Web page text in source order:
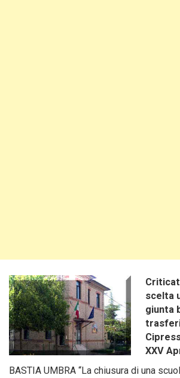
scelta
giunta
XXV
BASTIA UMBRA “La chiusura di una